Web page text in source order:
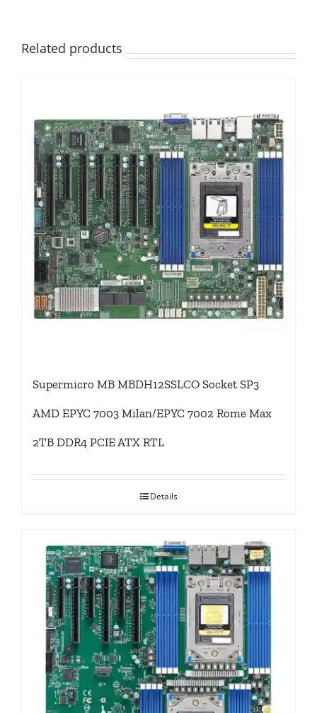
Related products
Supermicro MB MBDH12SSLCO Socket SP3
AMD EPYC 7003 Milan/EPYC 7002 Rome Max
2TB DDR4 PCIE ATX RTL
Details